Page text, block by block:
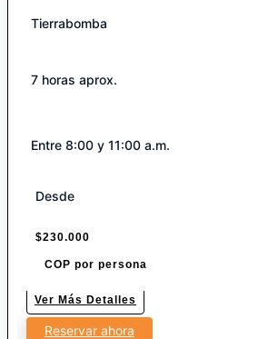
Tierrabomba
7 horas aprox.
Entre 8:00 y 11:00 a.m.
Desde
$230.000
COP por persona
Ver Más Detalles
Reservar ahora